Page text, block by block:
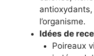
l’organisme.
Idées de
Poireaux